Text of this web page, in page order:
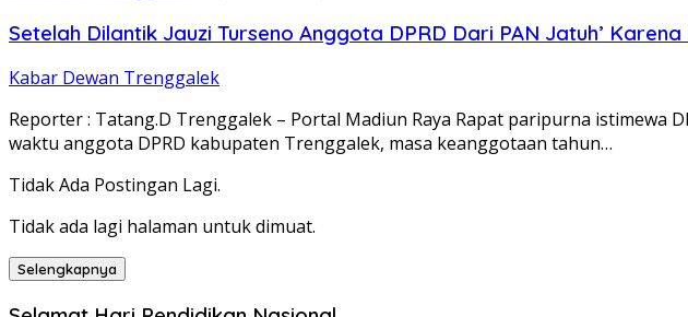
Setelah Dilantik Jauzi Turseno Anggota DPRD Dari PAN Jatuh’
Kabar Dewan Trenggalek
Reporter : Tatang.D Trenggalek – Portal Madiun Raya Rapat paripurna istimewa
waktu anggota DPRD kabupaten Trenggalek, masa keanggotaan tahun…
Tidak Ada Postingan Lagi.
Tidak ada lagi halaman untuk dimuat.
Selengkapnya